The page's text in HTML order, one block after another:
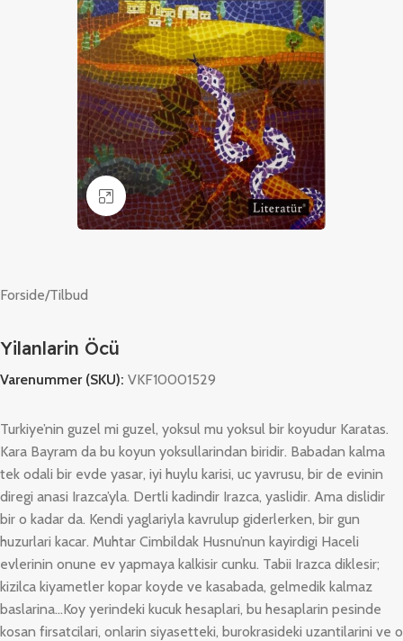
Klik for at forstørre
Forside/Tilbud
Yilanlarin Öcü
Varenummer (SKU): VKF10001529
Turkiye’nin guzel mi guzel, yoksul mu yoksul bir koyudur Karatas.
Kara Bayram da bu koyun yoksullarindan biridir. Babadan kalma
tek odali bir evde yasar, iyi huylu karisi, uc yavrusu, bir de evinin
diregi anasi Irazca’yla. Dertli kadindir Irazca, yaslidir. Ama dislidir
bir o kadar da. Kendi yaglariyla kavrulup giderlerken, bir gun
huzurlari kacar. Muhtar Cimbildak Husnu’nun kayirdigi Haceli
evlerinin onune ev yapmaya kalkisir cunku. Tabii Irazca diklesir;
kizilca kiyametler kopar koyde ve kasabada, gelmedik kalmaz
baslarina…Koy yerindeki kucuk hesaplari, bu hesaplarin pesinde
kosan firsatcilari, onlarin siyasetteki, burokrasideki uzantilarini ve o